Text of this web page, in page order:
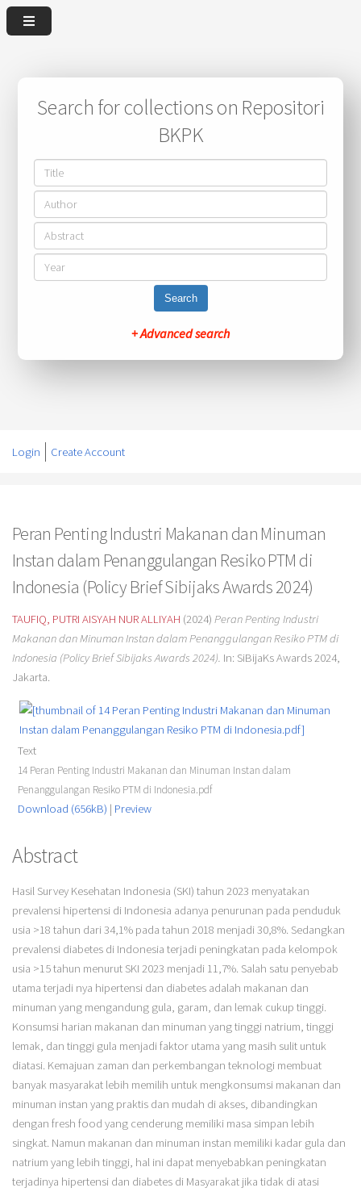
Search for collections on Repositori
BKPK
Search
+ Advanced search
Login Create Account
Peran Penting Industri Makanan dan Minuman
Instan dalam Penanggulangan Resiko PTM di
Indonesia (Policy Brief Sibijaks Awards 2024)
TAUFIQ, PUTRI AISYAH NUR ALLIYAH (2024) Peran Penting Industri
Makanan dan Minuman Instan dalam Penanggulangan Resiko PTM di
Indonesia (Policy Brief Sibijaks Awards 2024). In: SiBijaKs Awards 2024,
Jakarta.
Text
14 Peran Penting Industri Makanan dan Minuman Instan dalam
Penanggulangan Resiko PTM di Indonesia.pdf
Download (656kB) | Preview
Abstract
Hasil Survey Kesehatan Indonesia (SKI) tahun 2023 menyatakan
prevalensi hipertensi di Indonesia adanya penurunan pada penduduk
usia >18 tahun dari 34,1% pada tahun 2018 menjadi 30,8%. Sedangkan
prevalensi diabetes di Indonesia terjadi peningkatan pada kelompok
usia >15 tahun menurut SKI 2023 menjadi 11,7%. Salah satu penyebab
utama terjadi nya hipertensi dan diabetes adalah makanan dan
minuman yang mengandung gula, garam, dan lemak cukup tinggi.
Konsumsi harian makanan dan minuman yang tinggi natrium, tinggi
lemak, dan tinggi gula menjadi faktor utama yang masih sulit untuk
diatasi. Kemajuan zaman dan perkembangan teknologi membuat
banyak masyarakat lebih memilih untuk mengkonsumsi makanan dan
minuman instan yang praktis dan mudah di akses, dibandingkan
dengan fresh food yang cenderung memiliki masa simpan lebih
singkat. Namun makanan dan minuman instan memiliki kadar gula dan
natrium yang lebih tinggi, hal ini dapat menyebabkan peningkatan
terjadinya hipertensi dan diabetes di Masyarakat jika tidak di atasi